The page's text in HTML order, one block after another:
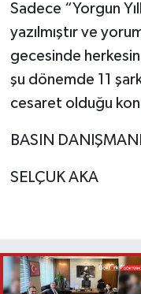
Sadece “Yorgun
yazılmıştır ve
gecesinde herkesin
şu dönemde 11
cesaret olduğu
BASIN DANIŞMANI
SELÇUK AKA